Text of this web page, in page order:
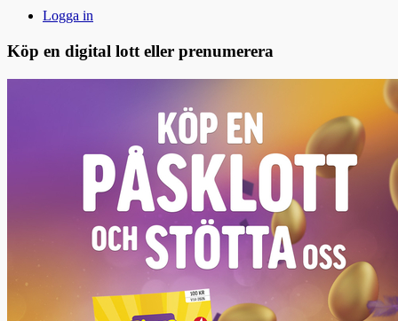
Logga in
Köp en digital lott eller prenumerera